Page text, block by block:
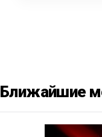
Ближайшие